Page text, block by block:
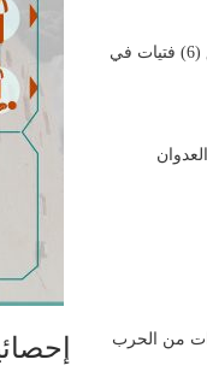
بيان إدانة جريمة الاغتصاب بحق (6) فتيات في
إحصائيات 3 سنوات من الحرب